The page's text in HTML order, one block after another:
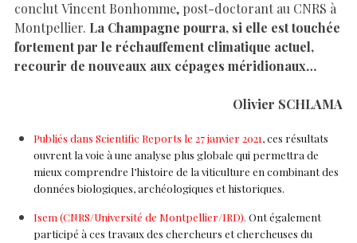
conclut Vincent Bonhomme, post-doctorant au CNRS à
Montpellier. La Champagne pourra, si elle est touchée
fortement par le réchauffement climatique actuel,
recourir de nouveaux aux cépages méridionaux…
Olivier SCHLAMA
Publiés dans Scientific Reports le 27 janvier 2021, ces résultats
ouvrent la voie à une analyse plus globale qui permettra de
mieux comprendre l’histoire de la viticulture en combinant des
données biologiques, archéologiques et historiques.
Isem (CNRS/Université de Montpellier/IRD). Ont également
participé à ces travaux des chercheurs et chercheuses du